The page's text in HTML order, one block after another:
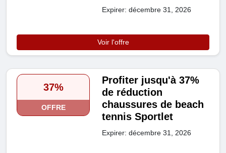
Expirer: décembre 31, 2026
Voir l'offre
37%
OFFRE
Profiter jusqu'à 37%
de réduction
chaussures de beach
tennis Sportlet
Expirer: décembre 31, 2026